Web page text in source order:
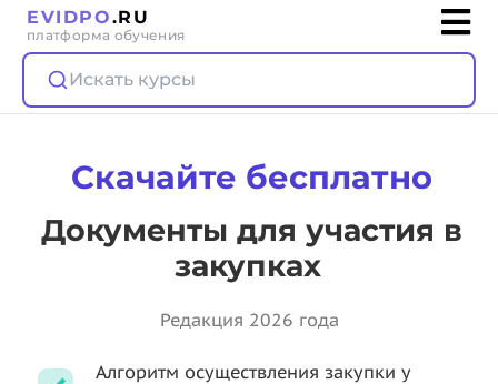
EVIDPO.RU
платформа обучения
Искать курсы
Скачайте бесплатно
Документы для участия в
закупках
Редакция 2026 года
Алгоритм осуществления закупки у